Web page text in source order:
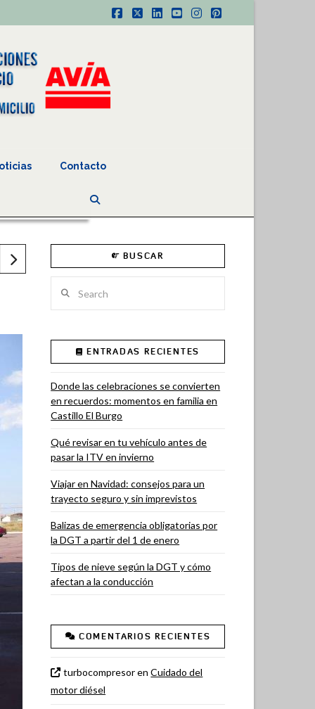
Facebook
X LinkedIn
YouTube
Instagram
Pinterest
Contacto
BUSCAR
ENTRADAS RECIENTES
Donde las celebraciones se convierten
en recuerdos: momentos en familia en
Castillo El Burgo
Qué revisar en tu vehículo antes de
pasar la ITV en invierno
Viajar en Navidad: consejos para un
trayecto seguro y sin imprevistos
Balizas de emergencia obligatorias por
la DGT a partir del 1 de enero
Tipos de nieve según la DGT y cómo
afectan a la conducción
COMENTARIOS RECIENTES
turbocompresorenCuidado del
motor diésel